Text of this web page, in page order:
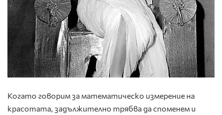
Когато говорим за математическо измерение на
красотата, задължително трябва да споменем и